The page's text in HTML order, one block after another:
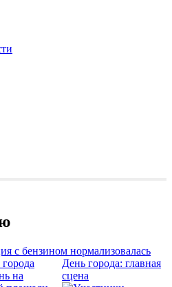
с бензином нормализовалась
День города: главная
сцена